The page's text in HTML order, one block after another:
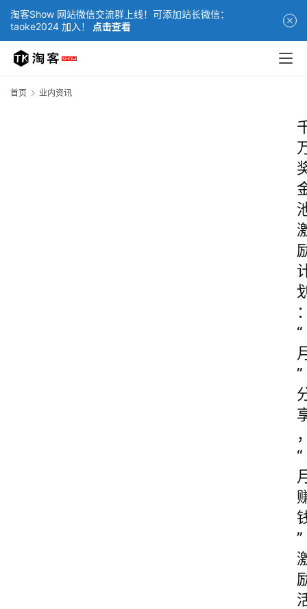
淘客Show 网站微信交流群上线！可添加站长微信：
taoke2024 加入！
点击查看
首页 业内资讯
“
”
“
”